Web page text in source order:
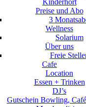
Kinderhort
Preise und Abo
3
Wellness
Solarium
Über uns
Freie
Cafe
Location
Essen + Trinken
DJ’s
Gutschein Bowling,